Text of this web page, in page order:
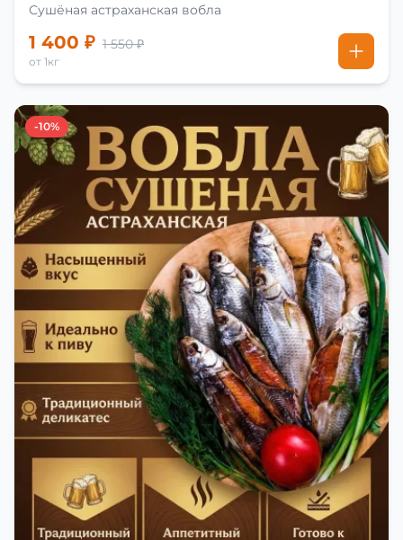
Сушёная астраханская вобла
1 400 ₽ 1 550 ₽
от 1кг
-10%